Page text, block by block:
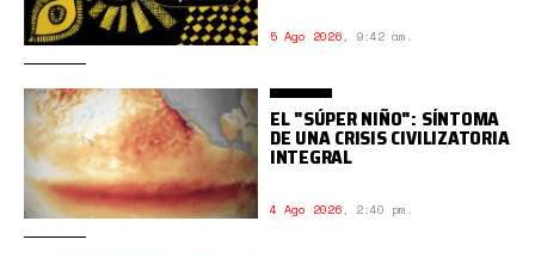
5 Ago 2026, 9:42 am.
EL "SÚPER NIÑO": SÍNTOMA
DE UNA CRISIS CIVILIZATORIA
INTEGRAL
4 Ago 2026, 2:40 pm.